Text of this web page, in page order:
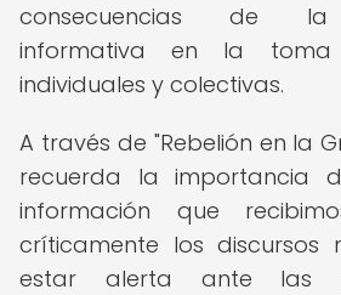
consecuencias de la
informativa en la toma
individuales y colectivas.
A través de "Rebelión en la
recuerda la importancia
información que
críticamente los discursos
estar alerta ante las